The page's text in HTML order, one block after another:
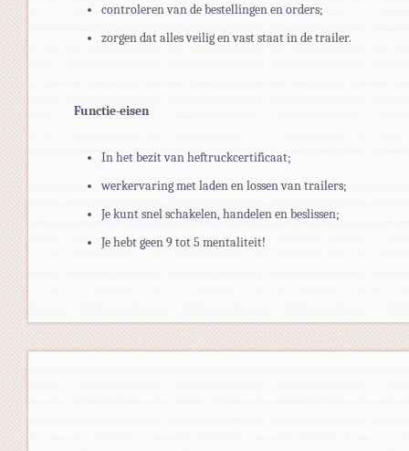
controleren van de bestellingen en orders;
zorgen dat alles veilig en vast staat in de trailer.
Functie-eisen
In het bezit van heftruckcertificaat;
werkervaring met laden en lossen van trailers;
Je kunt snel schakelen, handelen en beslissen;
Je hebt geen 9 tot 5 mentaliteit!